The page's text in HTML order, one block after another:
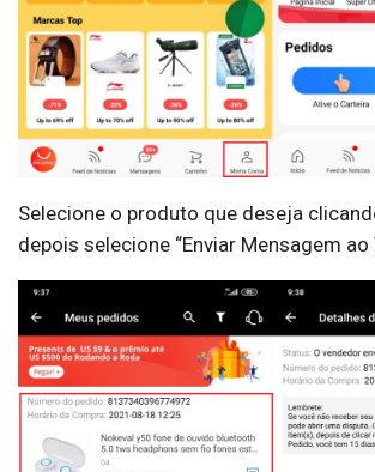
Selecione o produto que deseja
depois selecione “Enviar Mensagem ao